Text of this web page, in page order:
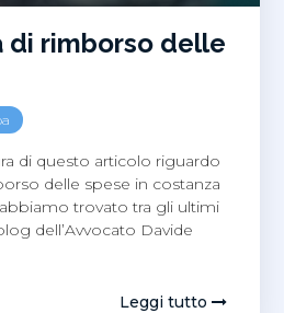
di rimborso delle
di questo articolo riguardo
delle spese in costanza
trovato tra gli ultimi
dell’Avvocato Davide
Leggi tutto